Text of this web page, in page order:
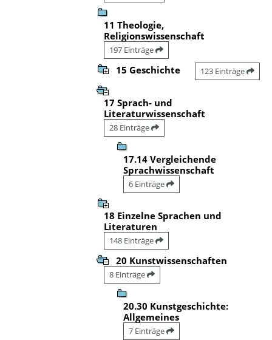
11 Theologie,
Religionswissenschaft
197 Einträge
15 Geschichte 123 Einträge
17 Sprach- und
Literaturwissenschaft
28 Einträge
17.14 Vergleichende
Sprachwissenschaft
6 Einträge
18 Einzelne Sprachen und
Literaturen
148 Einträge
20 Kunstwissenschaften
8 Einträge
20.30 Kunstgeschichte:
Allgemeines
7 Einträge